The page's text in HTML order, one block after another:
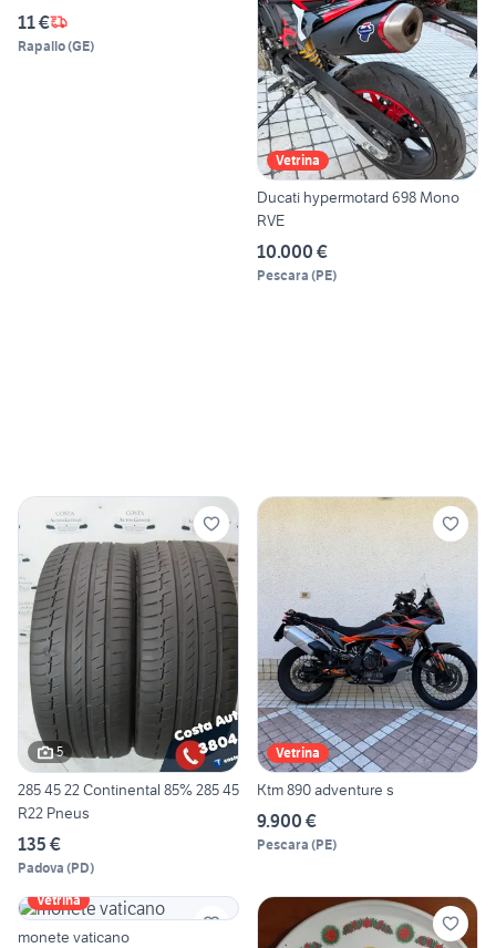
11 €
Rapallo(GE)
Vetrina
Ducati hypermotard 698 Mono
RVE
10.000 €
Pescara (PE)
5
285 45 22 Continental 85% 285 45
R22 Pneus
135 €
Padova (PD)
Vetrina
Ktm 890 adventure s
9.900 €
Pescara (PE)
Vetrina
monete vaticano